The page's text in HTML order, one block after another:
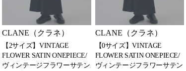
CLANE（クラネ）
【2サイズ】VINTAGE
FLOWER SATIN ONEPIECE/
ヴィンテージフラワーサテン
CLANE（クラネ）
【0サイズ】VINTAGE
FLOWER SATIN ONEPIECE/
ヴィンテージフラワーサテン